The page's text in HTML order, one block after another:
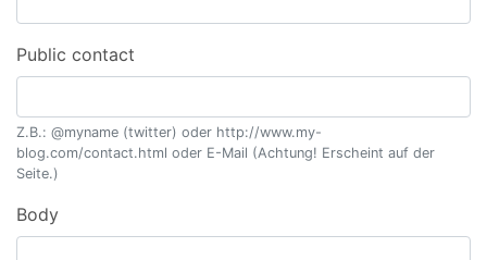
Public contact
Z.B.: @myname (twitter) oder http://www.my-
blog.com/contact.html oder E-Mail (Achtung! Erscheint auf der
Seite.)
Body